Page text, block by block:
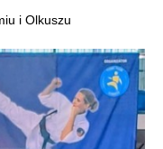
i Olkuszu